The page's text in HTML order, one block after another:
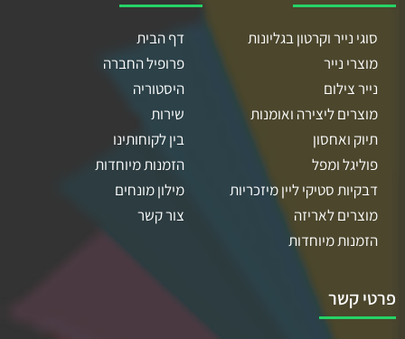
סוגי נייר וקרטון בגליונות
מוצרי נייר
נייר צילום
מוצרים ליצירה ואומנות
תיוק ואחסון
פוליגל ומפל
דבקיות סטיקי ליין מיזכריות
מוצרים לאריזה
הזמנות מיוחדות
דף הבית
פרופיל החברה
היסטוריה
שירות
בין לקוחותינו
הזמנות מיוחדות
מילון מונחים
צור קשר
פרטי קשר